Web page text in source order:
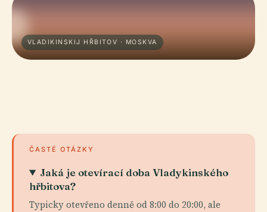
VLADIKINSKIJ HŘBITOV · MOSKVA
ČASTÉ OTÁZKY
Jaká je otevírací doba Vladykinského
hřbitova?
Typicky otevřeno denně od 8:00 do 20:00, ale